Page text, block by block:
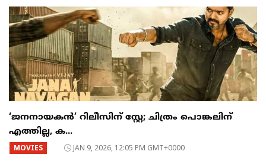
‘ജനനായകൻ’ റിലീസിന് സ്റ്റേ; ചിത്രം പൊങ്കലിന്
എത്തില്ല, ക...
MOVIES JAN 9, 2026, 12:05 PM GMT+0000